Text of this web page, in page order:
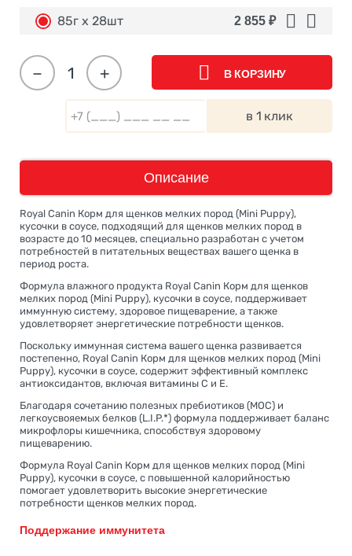
85г х 28шт 2 855 ₽
+
− В КОРЗИНУ
в 1 клик
Описание
Royal Canin Корм для щенков мелких пород (Mini Puppy),
кусочки в соусе, подходящий для щенков мелких пород в
возрасте до 10 месяцев, специально разработан с учетом
потребностей в питательных веществах вашего щенка в
период роста.
Формула влажного продукта Royal Canin Корм для щенков
мелких пород (Mini Puppy), кусочки в соусе, поддерживает
иммунную систему, здоровое пищеварение, а также
удовлетворяет энергетические потребности щенков.
Поскольку иммунная система вашего щенка развивается
постепенно, Royal Canin Корм для щенков мелких пород (Mini
Puppy), кусочки в соусе, содержит эффективный комплекс
антиоксидантов, включая витамины С и Е.
Благодаря сочетанию полезных пребиотиков (МОС) и
легкоусвояемых белков (L.I.P.*) формула поддерживает баланс
микрофлоры кишечника, способствуя здоровому
пищеварению.
Формула Royal Canin Корм для щенков мелких пород (Mini
Puppy), кусочки в соусе, с повышенной калорийностью
помогает удовлетворить высокие энергетические
потребности щенков мелких пород.
Поддержание иммунитета